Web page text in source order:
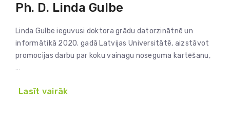
Ph. D. Linda Gulbe
Linda Gulbe ieguvusi doktora grādu datorzinātnē un
informātikā 2020. gadā Latvijas Universitātē, aizstāvot
promocijas darbu par koku vainagu noseguma kartēšanu,
…
Lasīt vairāk